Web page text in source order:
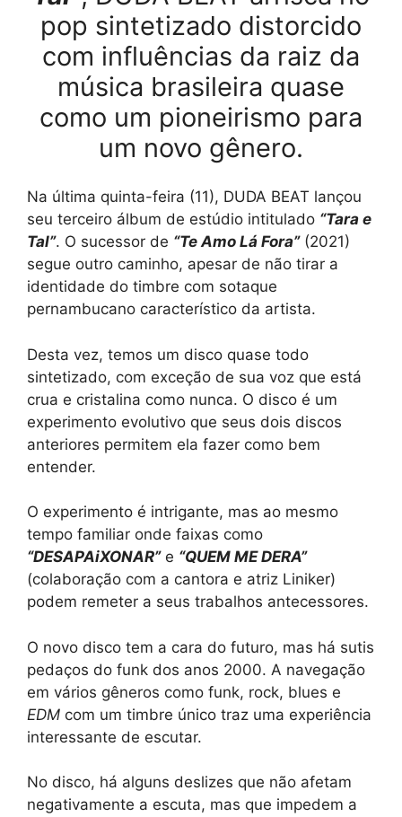
pop sintetizado distorcido
com influências da raiz da
música brasileira quase
como um pioneirismo para
um novo gênero.
Na última quinta-feira (11), DUDA BEAT lançou
seu terceiro álbum de estúdio intitulado “Tara e
Tal”. O sucessor de “Te Amo Lá Fora”(2021)
segue outro caminho, apesar de não tirar a
identidade do timbre com sotaque
pernambucano característico da artista.
Desta vez, temos um disco quase todo
sintetizado, com exceção de sua voz que está
crua e cristalina como nunca. O disco é um
experimento evolutivo que seus dois discos
anteriores permitem ela fazer como bem
entender.
O experimento é intrigante, mas ao mesmo
tempo familiar onde faixas como
“DESAPAiXONAR”e “QUEM ME DERA”
(colaboração com a cantora e atriz Liniker)
podem remeter a seus trabalhos antecessores.
O novo disco tem a cara do futuro, mas há sutis
pedaços do funk dos anos 2000. A navegação
em vários gêneros como funk, rock, blues e
EDM com um timbre único traz uma experiência
interessante de escutar.
No disco, há alguns deslizes que não afetam
negativamente a escuta, mas que impedem a